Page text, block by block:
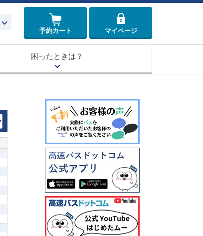
予約カート
マイページ
困ったときは？